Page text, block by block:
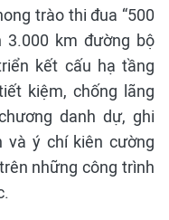
trào thi đua “500
3.000 km đường bộ
kết cấu hạ tầng
kiệm, chống lãng
danh dự, ghi
và ý chí kiên cường
những công trình